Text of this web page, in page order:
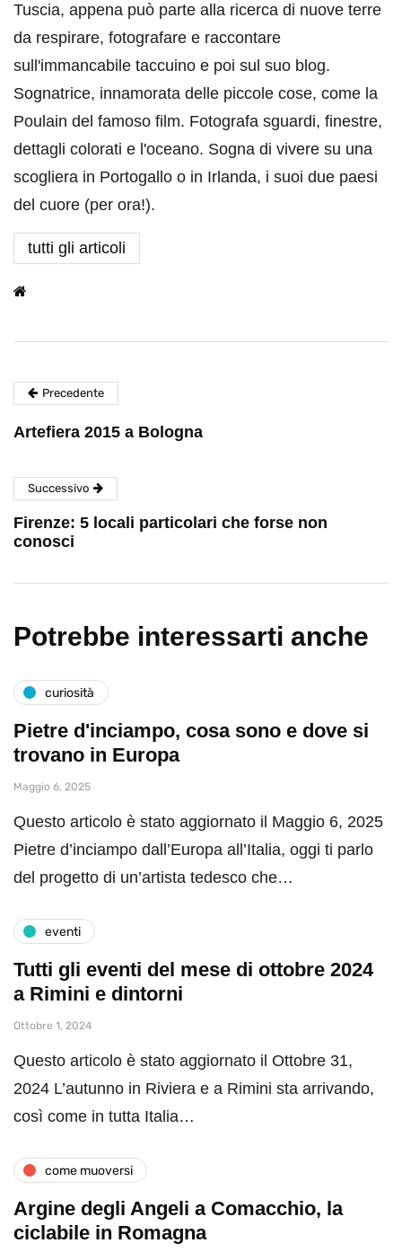
Tuscia, appena può parte alla ricerca di nuove terre
da respirare, fotografare e raccontare
sull'immancabile taccuino e poi sul suo blog.
Sognatrice, innamorata delle piccole cose, come la
Poulain del famoso film. Fotografa sguardi, finestre,
dettagli colorati e l'oceano. Sogna di vivere su una
scogliera in Portogallo o in Irlanda, i suoi due paesi
del cuore (per ora!).
tutti gli articoli
Precedente
Artefiera 2015 a Bologna
Successivo
Firenze: 5 locali particolari che forse non
conosci
Potrebbe interessarti anche
curiosità
Pietre d'inciampo, cosa sono e dove si
trovano in Europa
Maggio 6, 2025
Questo articolo è stato aggiornato il Maggio 6, 2025
Pietre d’inciampo dall’Europa all’Italia, oggi ti parlo
del progetto di un’artista tedesco che…
eventi
Tutti gli eventi del mese di ottobre 2024
a Rimini e dintorni
Ottobre 1, 2024
Questo articolo è stato aggiornato il Ottobre 31,
2024 L’autunno in Riviera e a Rimini sta arrivando,
così come in tutta Italia…
come muoversi
Argine degli Angeli a Comacchio, la
ciclabile in Romagna